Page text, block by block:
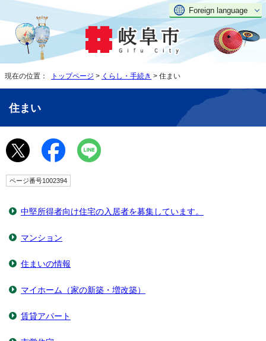
Foreign language
現在の位置： トップページ > くらし・手続き > 住まい
住まい
ページ番号1002394
中堅所得者向け住宅の入居者を募集しています。
マンション
住まいの情報
マイホーム（家の新築・増改築）
賃貸アパート